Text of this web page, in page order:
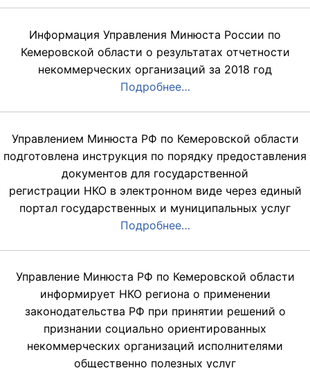
Информация Управления Минюста России по
Кемеровской области о результатах отчетности
некоммерческих организаций за 2018 год
Подробнее…
Управлением Минюста РФ по Кемеровской области
подготовлена инструкция по порядку предоставления
документов для государственной
регистрации НКО в электронном виде через единый
портал государственных и муниципальных услуг
Подробнее…
Управление Минюста РФ по Кемеровской области
информирует НКО региона о применении
законодательства РФ при принятии решений о
признании социально ориентированных
некоммерческих организаций исполнителями
общественно полезных услуг